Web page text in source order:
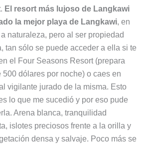
. El resort más lujoso de Langkawi
la mejor playa de Langkawi, en
naturaleza, pero al ser propiedad
tan sólo se puede acceder a ella si te
el Four Seasons Resort (prepara
500 dólares por noche) o caes en
vigilante jurado de la misma. Esto
lo que me sucedió y por eso pude
Arena blanca, tranquilidad
islotes preciosos frente a la orilla y
densa y salvaje. Poco más se